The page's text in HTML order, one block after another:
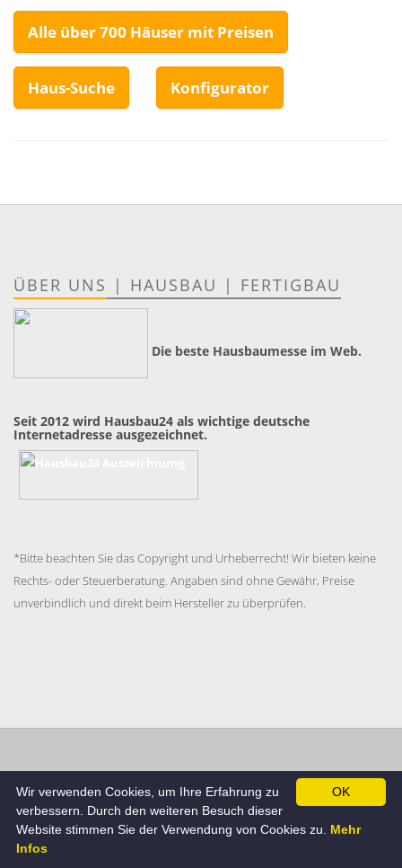
Alle über 700 Häuser mit Preisen
Haus-Suche Konfigurator
ÜBER UNS | HAUSBAU | FERTIGBAU
Die beste Hausbaumesse im Web.
Seit 2012 wird Hausbau24 als wichtige deutsche
Internetadresse ausgezeichnet.
*Bitte beachten Sie das Copyright und Urheberrecht! Wir bieten keine
Rechts- oder Steuerberatung. Angaben sind ohne Gewähr, Preise
unverbindlich und direkt beim Hersteller zu überprüfen.
AGB
Cookie
Richtlinie
© Hausbau24.de , Alle Rechte beim Betreiber.
OK
Wir verwenden Cookies, um Ihre Erfahrung zu
verbessern. Durch den weiteren Besuch dieser
Website stimmen Sie der Verwendung von Cookies zu. Mehr
Infos